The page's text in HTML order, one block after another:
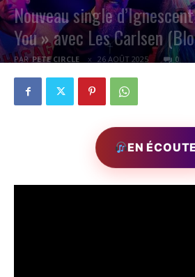
Nouveau single
You » avec Les Carlsen
PAR PETE CIRCLE 26 AOÛT 2025 0
EN ÉCOUTE